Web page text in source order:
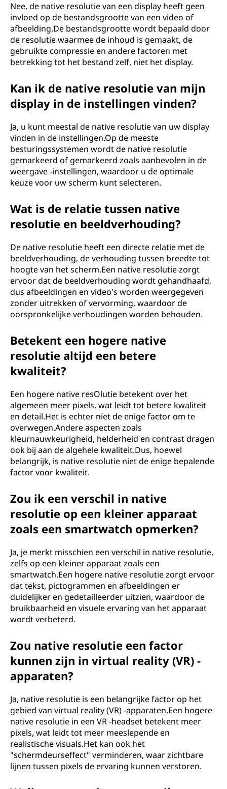
Nee, de native resolutie van een display heeft geen
invloed op de bestandsgrootte van een video of
afbeelding.De bestandsgrootte wordt bepaald door
de resolutie waarmee de inhoud is gemaakt, de
gebruikte compressie en andere factoren met
betrekking tot het bestand zelf, niet het display.
Kan ik de native resolutie van mijn
display in de instellingen vinden?
Ja, u kunt meestal de native resolutie van uw display
vinden in de instellingen.Op de meeste
besturingssystemen wordt de native resolutie
gemarkeerd of gemarkeerd zoals aanbevolen in de
weergave -instellingen, waardoor u de optimale
keuze voor uw scherm kunt selecteren.
Wat is de relatie tussen native
resolutie en beeldverhouding?
De native resolutie heeft een directe relatie met de
beeldverhouding, de verhouding tussen breedte tot
hoogte van het scherm.Een native resolutie zorgt
ervoor dat de beeldverhouding wordt gehandhaafd,
dus afbeeldingen en video's worden weergegeven
zonder uitrekken of vervorming, waardoor de
oorspronkelijke verhoudingen worden behouden.
Betekent een hogere native
resolutie altijd een betere
kwaliteit?
Een hogere native resOlutie betekent over het
algemeen meer pixels, wat leidt tot betere kwaliteit
en detail.Het is echter niet de enige factor om te
overwegen.Andere aspecten zoals
kleurnauwkeurigheid, helderheid en contrast dragen
ook bij aan de algehele kwaliteit.Dus, hoewel
belangrijk, is native resolutie niet de enige bepalende
factor voor kwaliteit.
Zou ik een verschil in native
resolutie op een kleiner apparaat
zoals een smartwatch opmerken?
Ja, je merkt misschien een verschil in native resolutie,
zelfs op een kleiner apparaat zoals een
smartwatch.Een hogere native resolutie zorgt ervoor
dat tekst, pictogrammen en afbeeldingen er
duidelijker en gedetailleerder uitzien, waardoor de
bruikbaarheid en visuele ervaring van het apparaat
wordt verbeterd.
Zou native resolutie een factor
kunnen zijn in virtual reality (VR) -
apparaten?
Ja, native resolutie is een belangrijke factor op het
gebied van virtual reality (VR) -apparaten.Een hogere
native resolutie in een VR -headset betekent meer
pixels, wat leidt tot meer meeslepende en
realistische visuals.Het kan ook het
"schermdeurseffect" verminderen, waar zichtbare
lijnen tussen pixels de ervaring kunnen verstoren.